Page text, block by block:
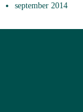
september 2014